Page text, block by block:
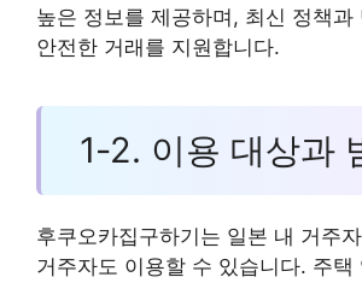
높은 정보를 제공하며, 최신 정책과
안전한 거래를 지원합니다.
1-2. 이용 대상과
후쿠오카집구하기는 일본 내 거주
거주자도 이용할 수 있습니다. 주택